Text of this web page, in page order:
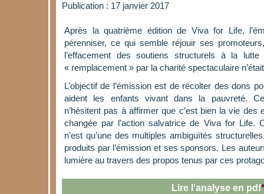
Publication : 17 janvier 2017
Après la quatrième édition de Viva for Life,
pérenniser, ce qui semble réjouir ses
l’effacement des soutiens structurels à la
« remplacement » par la charité spectaculaire
L’objectif de l’émission est de récolter des dons
aident les enfants vivant dans la pauvreté.
n’hésitent pas à affirmer que c’est bien la vie des
changée par l’action salvatrice de Viva for Life.
n’est qu’une des multiples ambiguïtés
produits par l’émission et ses sponsors. Les
lumière au travers des propos tenus par ces
Lire l'analyse en pdf*